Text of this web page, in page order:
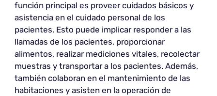
función principal es proveer cuidados básicos y
asistencia en el cuidado personal de los
pacientes. Esto puede implicar responder a las
llamadas de los pacientes, proporcionar
alimentos, realizar mediciones vitales, recolectar
muestras y transportar a los pacientes. Además,
también colaboran en el mantenimiento de las
habitaciones y asisten en la operación de